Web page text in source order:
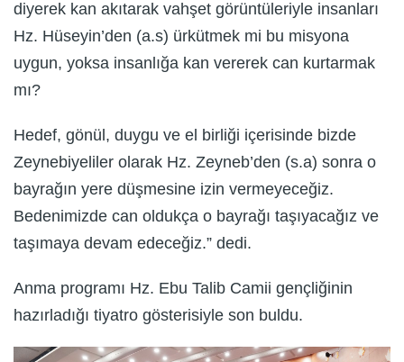
diyerek kan akıtarak vahşet görüntüleriyle insanları
Hz. Hüseyin’den (a.s) ürkütmek mi bu misyona
uygun, yoksa insanlığa kan vererek can kurtarmak
mı?
Hedef, gönül, duygu ve el birliği içerisinde bizde
Zeynebiyeliler olarak Hz. Zeyneb’den (s.a) sonra o
bayrağın yere düşmesine izin vermeyeceğiz.
Bedenimizde can oldukça o bayrağı taşıyacağız ve
taşımaya devam edeceğiz.” dedi.
Anma programı Hz. Ebu Talib Camii gençliğinin
hazırladığı tiyatro gösterisiyle son buldu.